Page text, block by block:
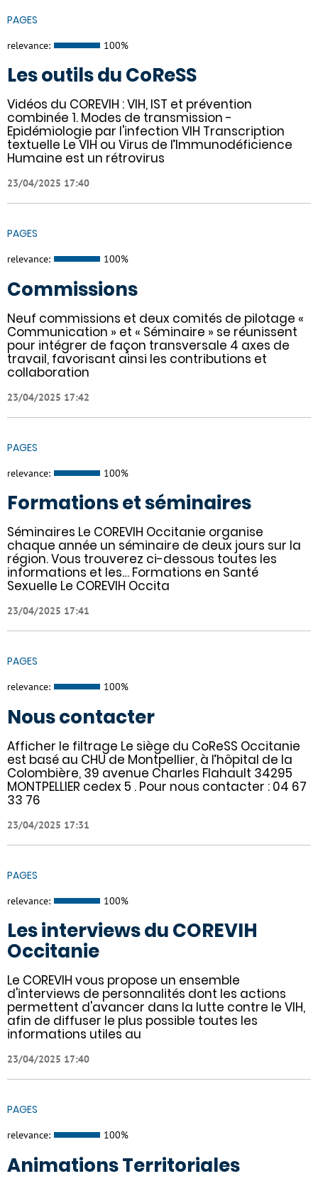
PAGES
relevance: 100%
Les outils du CoReSS
Vidéos du COREVIH : VIH, IST et prévention
combinée 1. Modes de transmission -
Epidémiologie par l'infection VIH Transcription
textuelle Le VIH ou Virus de l’Immunodéficience
Humaine est un rétrovirus
23/04/2025 17:40
PAGES
relevance: 100%
Commissions
Neuf commissions et deux comités de pilotage «
Communication » et « Séminaire » se réunissent
pour intégrer de façon transversale 4 axes de
travail, favorisant ainsi les contributions et
collaboration
23/04/2025 17:42
PAGES
relevance: 100%
Formations et séminaires
Séminaires Le COREVIH Occitanie organise
chaque année un séminaire de deux jours sur la
région. Vous trouverez ci-dessous toutes les
informations et les… Formations en Santé
Sexuelle Le COREVIH Occita
23/04/2025 17:41
PAGES
relevance: 100%
Nous contacter
Afficher le filtrage Le siège du CoReSS Occitanie
est basé au CHU de Montpellier, à l’hôpital de la
Colombière, 39 avenue Charles Flahault 34295
MONTPELLIER cedex 5 . Pour nous contacter : 04 67
33 76
23/04/2025 17:31
PAGES
relevance: 100%
Les interviews du COREVIH
Occitanie
Le COREVIH vous propose un ensemble
d'interviews de personnalités dont les actions
permettent d'avancer dans la lutte contre le VIH,
afin de diffuser le plus possible toutes les
informations utiles au
23/04/2025 17:40
PAGES
relevance: 100%
Animations Territoriales